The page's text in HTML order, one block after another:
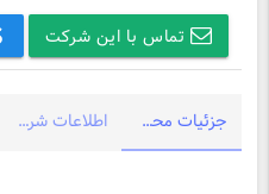
تماس با این شرکت
جزئیات محصول اطلاعات شرکت